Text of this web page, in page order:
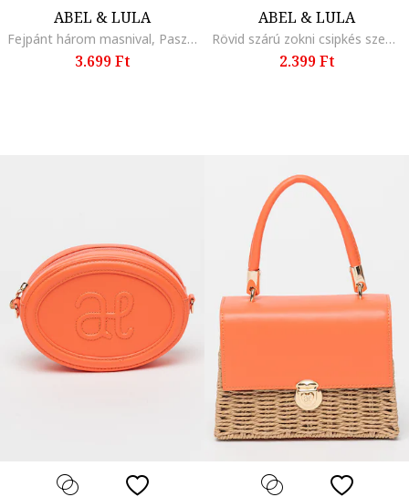
ABEL & LULA
Fejpánt három masnival, Pasztellrózsaszín
3.699 Ft
ABEL & LULA
Rövid szárú zokni csipkés szegéllyel, Fehér
2.399 Ft